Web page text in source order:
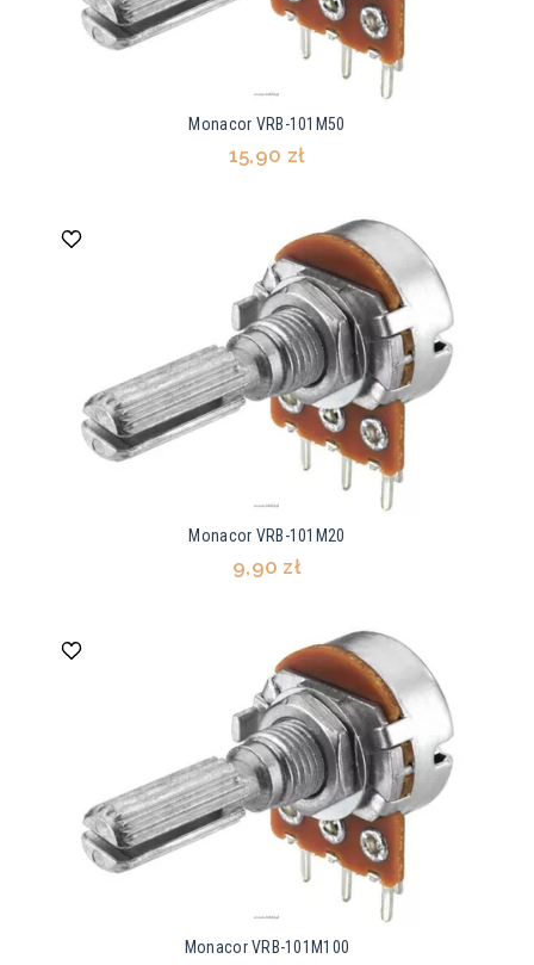
Monacor VRB-101M50
15,90 zł
Monacor VRB-101M20
9,90 zł
Monacor VRB-101M100